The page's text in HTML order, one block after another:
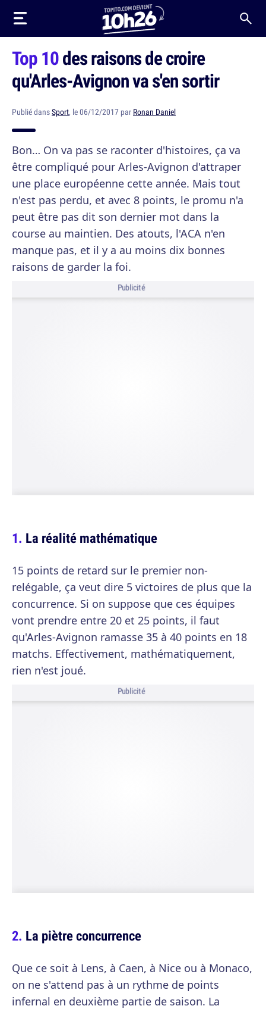
Top 10des raisons de croire
qu'Arles-Avignon va s'en sortir
Publié dansSport, le 06/12/2017 par Ronan Daniel
Bon… On va pas se raconter d'histoires, ça va
être compliqué pour Arles-Avignon d'attraper
une place européenne cette année. Mais tout
n'est pas perdu, et avec 8 points, le promu n'a
peut être pas dit son dernier mot dans la
course au maintien. Des atouts, l'ACA n'en
manque pas, et il y a au moins dix bonnes
raisons de garder la foi.
Publicité
La réalité mathématique
15 points de retard sur le premier non-
relégable, ça veut dire 5 victoires de plus que la
concurrence. Si on suppose que ces équipes
vont prendre entre 20 et 25 points, il faut
qu'Arles-Avignon ramasse 35 à 40 points en 18
matchs. Effectivement, mathématiquement,
rien n'est joué.
Publicité
La piètre concurrence
Que ce soit à Lens, à Caen, à Nice ou à Monaco,
on ne s'attend pas à un rythme de points
infernal en deuxième partie de saison. La